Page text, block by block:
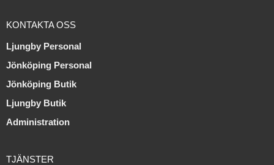
KONTAKTA OSS
Ljungby Personal
Jönköping Personal
Jönköping Butik
Ljungby Butik
Administration
TJÄNSTER